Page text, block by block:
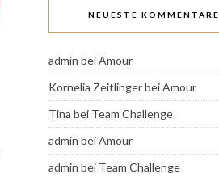
NEUESTE KOMMENTARE
admin beiAmour
Kornelia ZeitlingerbeiAmour
Tina bei Team Challenge
admin beiAmour
admin bei Team Challenge